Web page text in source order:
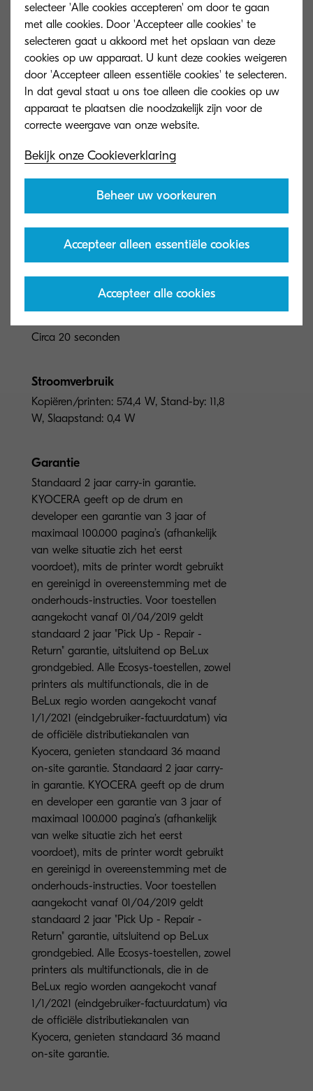
Algemeen type
Motorsnelheid
Circa 20 seconden
Stroomverbruik
Kopiëren/printen: 574,4 W, Stand-by: 11,8
W, Slaapstand: 0,4 W
Garantie
Standaard 2 jaar carry-in garantie.
KYOCERA geeft op de drum en
developer een garantie van 3 jaar of
maximaal 100.000 pagina’s (afhankelijk
van welke situatie zich het eerst
voordoet), mits de printer wordt gebruikt
en gereinigd in overeenstemming met de
onderhouds-instructies. Voor toestellen
aangekocht vanaf 01/04/2019 geldt
standaard 2 jaar "Pick Up - Repair -
Return" garantie, uitsluitend op BeLux
grondgebied. Alle Ecosys-toestellen, zowel
printers als multifunctionals, die in de
BeLux regio worden aangekocht vanaf
1/1/2021 (eindgebruiker-factuurdatum) via
de officiële distributiekanalen van
Kyocera, genieten standaard 36 maand
on-site garantie. Standaard 2 jaar carry-
in garantie. KYOCERA geeft op de drum
en developer een garantie van 3 jaar of
maximaal 100.000 pagina’s (afhankelijk
van welke situatie zich het eerst
voordoet), mits de printer wordt gebruikt
en gereinigd in overeenstemming met de
onderhouds-instructies. Voor toestellen
aangekocht vanaf 01/04/2019 geldt
standaard 2 jaar "Pick Up - Repair -
Return" garantie, uitsluitend op BeLux
grondgebied. Alle Ecosys-toestellen, zowel
printers als multifunctionals, die in de
BeLux regio worden aangekocht vanaf
1/1/2021 (eindgebruiker-factuurdatum) via
de officiële distributiekanalen van
Kyocera, genieten standaard 36 maand
on-site garantie.
selecteer 'Alle cookies accepteren' om door te gaan
met alle cookies. Door 'Accepteer alle cookies' te
selecteren gaat u akkoord met het opslaan van deze
cookies op uw apparaat. U kunt deze cookies weigeren
door 'Accepteer alleen essentiële cookies' te selecteren.
In dat geval staat u ons toe alleen die cookies op uw
apparaat te plaatsen die noodzakelijk zijn voor de
Bekijk onze Cookieverklaring
Beheer uw voorkeuren
Accepteer alleen essentiële cookies
Accepteer alle cookies